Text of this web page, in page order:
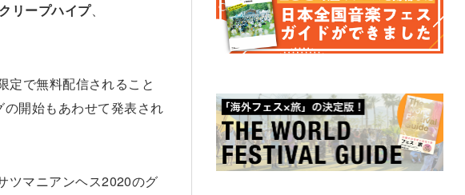
クリープハイプ、
定で無料配信されること
開始もあわせて発表され
ツマニアンヘス2020のグ